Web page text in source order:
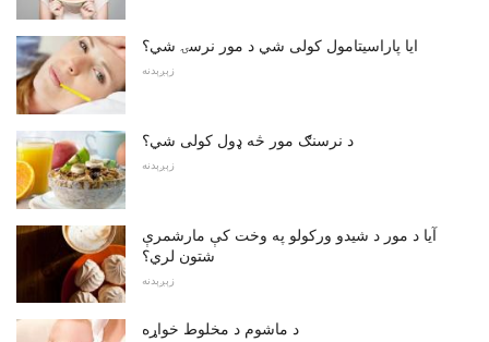
ایا پاراسیتامول کولی شي د مور نرسۍ شي؟
زېږېدنه
د نرسنګ مور څه ډول کولی شي؟
زېږېدنه
آیا د مور د شیدو ورکولو په وخت کې مارشمرې
شتون لري؟
زېږېدنه
د ماشوم د مخلوط خواړه